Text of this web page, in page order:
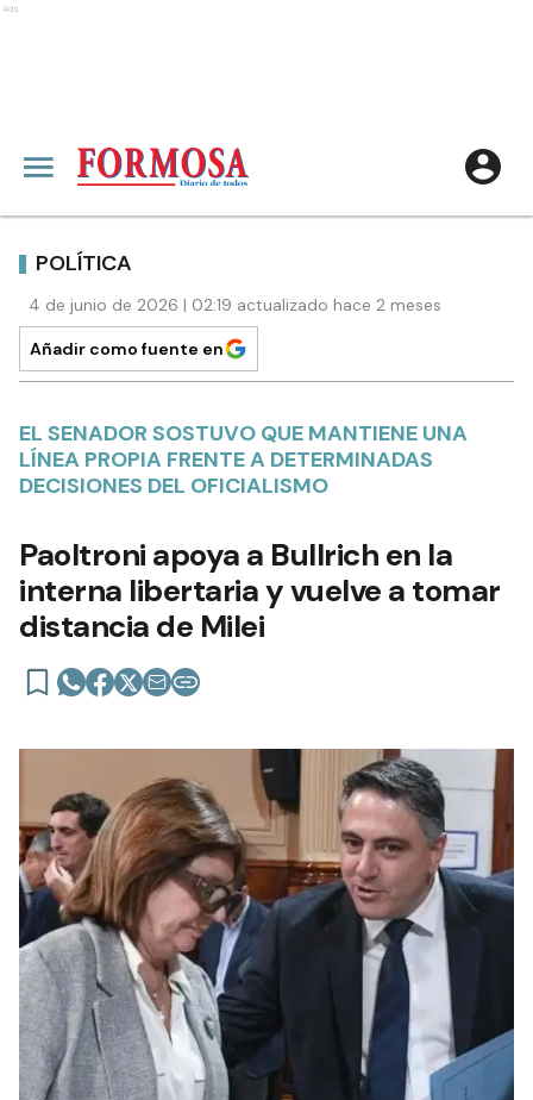
Ads
POLÍTICA
4 de junio de 2026 | 02:19 actualizado hace 2 meses
Añadir como fuente en
EL SENADOR SOSTUVO QUE MANTIENE UNA
LÍNEA PROPIA FRENTE A DETERMINADAS
DECISIONES DEL OFICIALISMO
Paoltroni apoya a Bullrich en la
interna libertaria y vuelve a tomar
distancia de Milei